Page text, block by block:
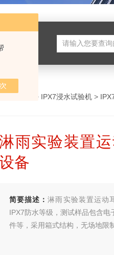
> IPX7浸水试验机 >
雨实验装置
备
简要描述：淋雨实验装置运动
IPX7防水等级，测试样品包含
件等，采用箱式结构，无场地限